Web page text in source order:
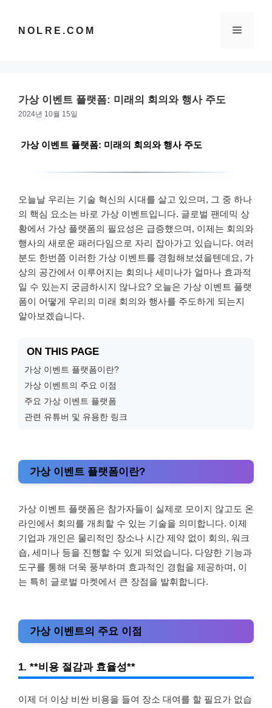
NOLRE.COM 메
가상 이벤트 플랫폼: 미래의 회의와 행사 주도
2024년 10월 15일
가상 이벤트 플랫폼: 미래의 회의와 행사 주도
오늘날 우리는 기술 혁신의 시대를 살고 있으며, 그 중 하나
의 핵심 요소는 바로 가상 이벤트입니다. 글로벌 팬데믹 상
황에서 가상 플랫폼의 필요성은 급증했으며, 이제는 회의와
행사의 새로운 패러다임으로 자리 잡아가고 있습니다. 여러
분도 한번쯤 이러한 가상 이벤트를 경험해보셨을텐데요, 가
상의 공간에서 이루어지는 회의나 세미나가 얼마나 효과적
일 수 있는지 궁금하시지 않나요? 오늘은 가상 이벤트 플랫
폼이 어떻게 우리의 미래 회의와 행사를 주도하게 되는지
알아보겠습니다.
ON THIS PAGE
가상 이벤트 플랫폼이란?
가상 이벤트의 주요 이점
주요 가상 이벤트 플랫폼
관련 유튜버 및 유용한 링크
가상 이벤트 플랫폼이란?
가상 이벤트 플랫폼은 참가자들이 실제로 모이지 않고도 온
라인에서 회의를 개최할 수 있는 기술을 의미합니다. 이제
기업과 개인은 물리적인 장소나 시간 제약 없이 회의, 워크
숍, 세미나 등을 진행할 수 있게 되었습니다. 다양한 기능과
도구를 통해 더욱 풍부하며 효과적인 경험을 제공하며, 이
는 특히 글로벌 마켓에서 큰 장점을 발휘합니다.
가상 이벤트의 주요 이점
1. **비용 절감과 효율성**
이제 더 이상 비싼 비용을 들여 장소 대여를 할 필요가 없습